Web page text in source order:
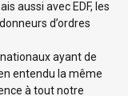
aussi avec EDF, les
d’ordres
ayant de
entendu la même
à tout notre